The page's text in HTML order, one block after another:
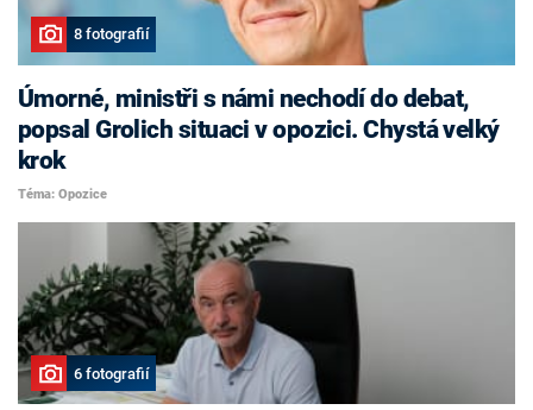
8 fotografií
Úmorné, ministři s námi nechodí do debat,
popsal Grolich situaci v opozici. Chystá velký
krok
Téma: Opozice
6 fotografií